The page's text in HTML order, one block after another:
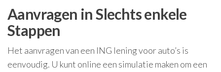
Aanvragen in Slechts enkele
Stappen
Het aanvragen van een ING lening voor auto’s is
eenvoudig. U kunt online een simulatie maken om een